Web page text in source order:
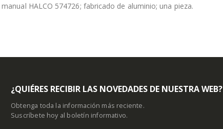
HALCO 574726; fabricado de aluminio; una pieza.
¿QUIÉRES RECIBIR LAS NOVEDADES DE NUESTRA WEB?
Obtenga toda la información más reciente.
Suscríbete hoy al boletín informativo.